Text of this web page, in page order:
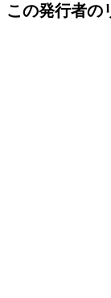
この発行者の